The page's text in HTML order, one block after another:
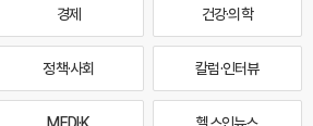
경제 건강·의학
정책·사회 칼럼·인터뷰